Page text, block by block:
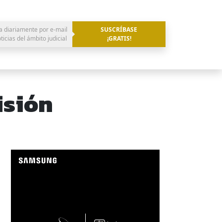
diariamente por e-mail
del ámbito judicial
SUSCRÍBASE
¡GRATIS!